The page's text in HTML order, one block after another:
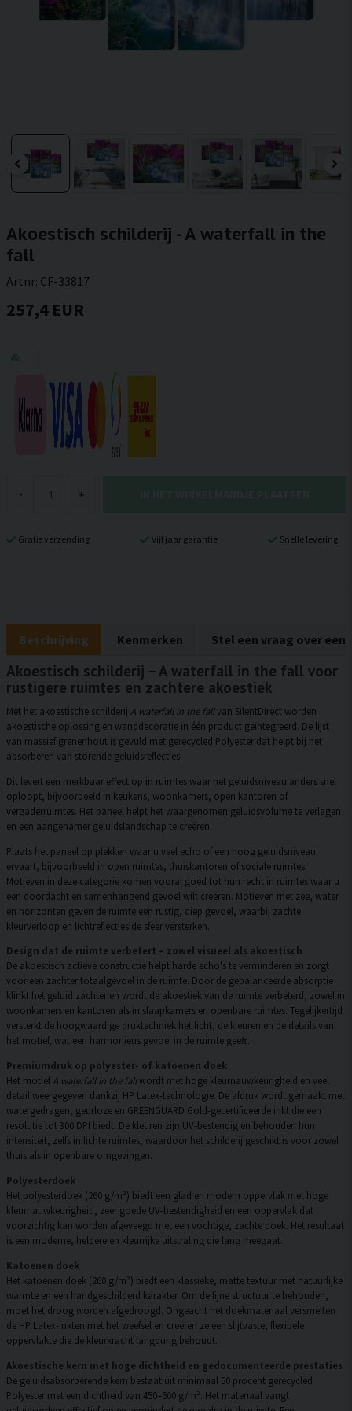
Akoestisch schilderij - A waterfall in the
fall
Artnr: CF-33817
257,4 EUR
- +
Gratis verzending Vijf jaar garantie Snelle levering
Beschrijving Kenmerken Stel een vraag over een
Akoestisch schilderij – A waterfall in the fall voor
rustigere ruimtes en zachtere akoestiek
Met het akoestische schilderij A waterfall in the fallvan SilentDirect worden
akoestische oplossing en wanddecoratie in één product geïntegreerd. De lijst
van massief grenenhout is gevuld met gerecycled Polyester dat helpt bij het
absorberen van storende geluidsreflecties.
Dit levert een merkbaar effect op in ruimtes waar het geluidsniveau anders snel
oploopt, bijvoorbeeld in keukens, woonkamers, open kantoren of
vergaderruimtes. Het paneel helpt het waargenomen geluidsvolume te verlagen
en een aangenamer geluidslandschap te creëren.
Plaats het paneel op plekken waar u veel echo of een hoog geluidsniveau
ervaart, bijvoorbeeld in open ruimtes, thuiskantoren of sociale ruimtes.
Motieven in deze categorie komen vooral goed tot hun recht in ruimtes waar u
een doordacht en samenhangend gevoel wilt creëren. Motieven met zee, water
en horizonten geven de ruimte een rustig, diep gevoel, waarbij zachte
kleurverloop en lichtreflecties de sfeer versterken.
Design dat de ruimte verbetert – zowel visueel als akoestisch
De akoestisch actieve constructie helpt harde echo's te verminderen en zorgt
voor een zachter totaalgevoel in de ruimte. Door de gebalanceerde absorptie
klinkt het geluid zachter en wordt de akoestiek van de ruimte verbeterd, zowel in
woonkamers en kantoren als in slaapkamers en openbare ruimtes. Tegelijkertijd
versterkt de hoogwaardige druktechniek het licht, de kleuren en de details van
het motief, wat een harmonieus gevoel in de ruimte geeft.
Premiumdruk op polyester- of katoenen doek
Het motiefA waterfall in the fallwordt met hoge kleurnauwkeurigheid en veel
detail weergegeven dankzij HP Latex-technologie. De afdruk wordt gemaakt met
watergedragen, geurloze en GREENGUARD Gold-gecertificeerde inkt die een
resolutie tot 300 DPI biedt. De kleuren zijn UV-bestendig en behouden hun
intensiteit, zelfs in lichte ruimtes, waardoor het schilderij geschikt is voor zowel
thuis als in openbare omgevingen.
Polyesterdoek
Het polyesterdoek (260 g/m²) biedt een glad en modern oppervlak met hoge
kleurnauwkeurigheid, zeer goede UV-bestendigheid en een oppervlak dat
voorzichtig kan worden afgeveegd met een vochtige, zachte doek. Het resultaat
is een moderne, heldere en kleurrijke uitstraling die lang meegaat.
Katoenen doek
Het katoenen doek (260 g/m²) biedt een klassieke, matte textuur met natuurlijke
warmte en een handgeschilderd karakter. Om de fijne structuur te behouden,
moet het droog worden afgedroogd. Ongeacht het doekmateriaal versmelten
de HP Latex-inkten met het weefsel en creëren ze een slijtvaste, flexibele
oppervlakte die de kleurkracht langdurig behoudt.
Akoestische kern met hoge dichtheid en gedocumenteerde prestaties
De geluidsabsorberende kern bestaat uit minimaal 50 procent gerecycled
Polyester met een dichtheid van 450–600 g/m². Het materiaal vangt